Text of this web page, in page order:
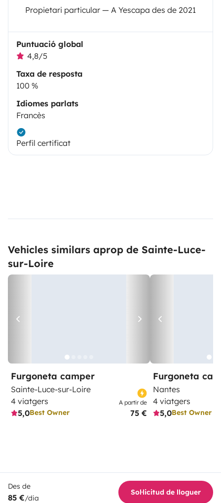
Propietari particular — A Yescapa des de 2021
Puntuació global
4,8/5
Taxa de resposta
100 %
Idiomes parlats
Francès
Perfil certificat
Vehicles similars aprop de Sainte-Luce-
sur-Loire
Furgoneta camper
Sainte-Luce-sur-Loire
4 viatgers
5,0Best Owner
A partir de
75 €
Furgoneta
Nantes
4 viatgers
5,0Best Owner
Des de
85 €/dia
Sol·licitud de lloguer